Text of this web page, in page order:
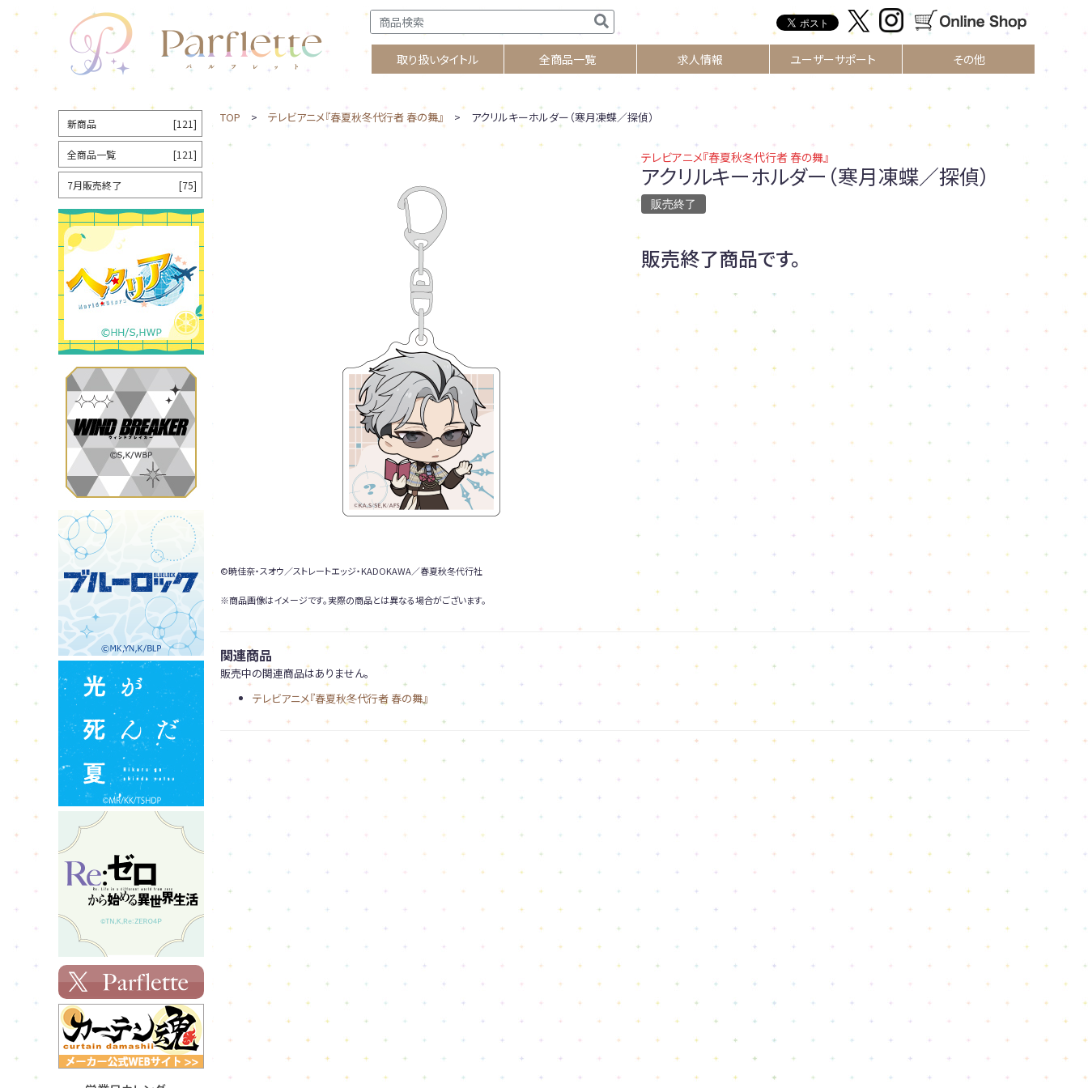
取り扱いタイトル 全商品一覧 求人情報 ユーザーサポート その他
TOP > テレビアニメ『春夏秋冬代行者 春の舞』 > アクリルキーホルダー（寒月凍蝶／探偵）
©暁佳奈・スオウ／ストレートエッジ・KADOKAWA／春夏秋冬代行社
※商品画像はイメージです。実際の商品とは異なる場合がございます。
テレビアニメ『春夏秋冬代行者 春の舞』
アクリルキーホルダー（寒月凍蝶／探偵）
販売終了
販売終了商品です。
関連商品
販売中の関連商品はありません。
テレビアニメ『春夏秋冬代行者 春の舞』
新商品 [121]
全商品一覧 [121]
7月販売終了 [75]